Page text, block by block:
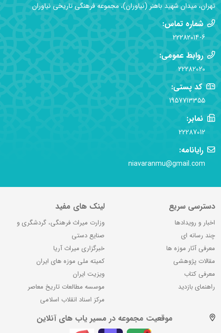
تهران، میدان شهید باهنر (نیاوران)، مجموعه فرهنگی تاریخی نیاوران
شماره تماس:
22282014-6
روابط عمومی:
22282020
کد پستی:
1957713355
نمابر:
22287012
رایانامه:
niavaranmu@gmail.com
دسترسی سریع
اخبار و رویدادها
چند رسانه ای
معرفی آثار موزه ها
مقالات پژوهشی
معرفی کتاب
راهنمای بازدید
لینک های مفید
وزارت میراث فرهنگی، گردشگری و
صنایع دستی
خبرگزاری میراث آریا
کمیته ملی موزه های ایران
ویزیت ایران
موسسه مطالعات تاریخ معاصر
مرکز اسناد انقلاب اسلامی
موقعیت مجموعه در مسیر یاب های آنلاین